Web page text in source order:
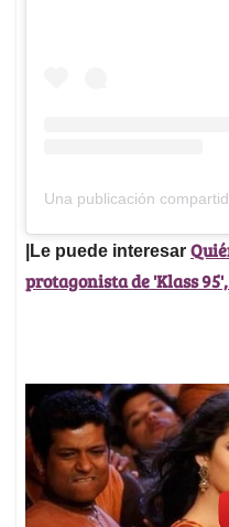
Una publicación
|Le puede interesar
protagonista de 'Klass